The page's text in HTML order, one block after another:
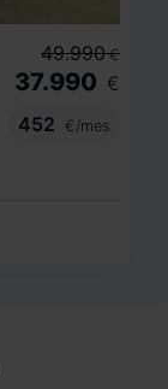
49.990 €
37.990 €
452
€/mes